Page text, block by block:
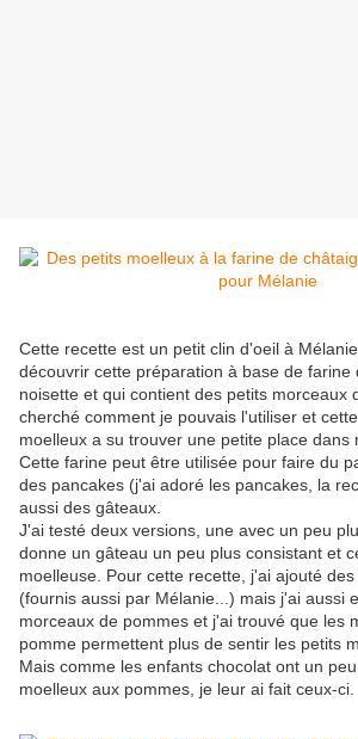
Cette recette est un petit clin d'oeil à
découvrir cette préparation à base de farine
noisette et qui contient des petits morceaux
cherché comment je pouvais l'utiliser et
moelleux a su trouver une petite place dans
Cette farine peut être utilisée pour faire du
des pancakes (j'ai adoré les pancakes, la
aussi des gâteaux.
J'ai testé deux versions, une avec un peu
donne un gâteau un peu plus consistant et
moelleuse. Pour cette recette, j'ai ajouté
(fournis aussi par Mélanie...) mais j'ai aussi
morceaux de pommes et j'ai trouvé que les
pomme permettent plus de sentir les petits
Mais comme les enfants chocolat ont un
moelleux aux pommes, je leur ai fait ceux-ci.